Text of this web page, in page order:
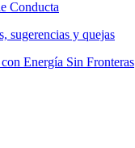
Conducta
sugerencias y quejas
Energía Sin Fronteras